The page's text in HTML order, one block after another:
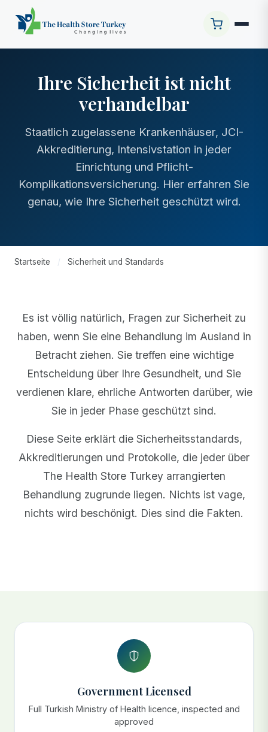
Ihre Sicherheit ist nicht
verhandelbar
Staatlich zugelassene Krankenhäuser, JCI-
Akkreditierung, Intensivstation in jeder
Einrichtung und Pflicht-
Komplikationsversicherung. Hier erfahren Sie
genau, wie Ihre Sicherheit geschützt wird.
Startseite / Sicherheit und Standards
Es ist völlig natürlich, Fragen zur Sicherheit zu
haben, wenn Sie eine Behandlung im Ausland in
Betracht ziehen. Sie treffen eine wichtige
Entscheidung über Ihre Gesundheit, und Sie
verdienen klare, ehrliche Antworten darüber, wie
Sie in jeder Phase geschützt sind.
Diese Seite erklärt die Sicherheitsstandards,
Akkreditierungen und Protokolle, die jeder über
The Health Store Turkey arrangierten
Behandlung zugrunde liegen. Nichts ist vage,
nichts wird beschönigt. Dies sind die Fakten.
Government Licensed
Full Turkish Ministry of Health licence, inspected and
approved